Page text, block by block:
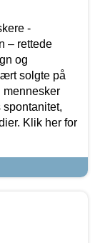
-
– rettede
og
solgte på
mennesker
spontanitet,
Klik her for